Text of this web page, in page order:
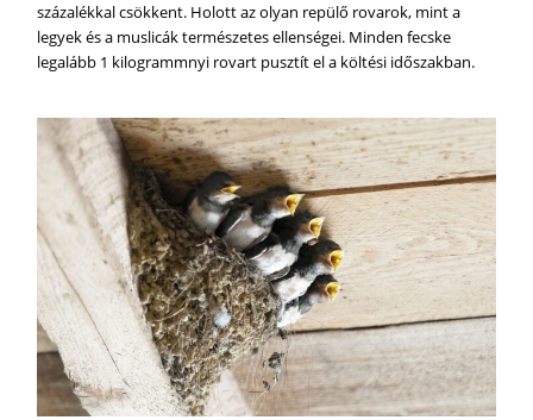
százalékkal csökkent. Holott az olyan repülő rovarok, mint a
legyek és a muslicák természetes ellenségei. Minden fecske
legalább 1 kilogrammnyi rovart pusztít el a költési időszakban.